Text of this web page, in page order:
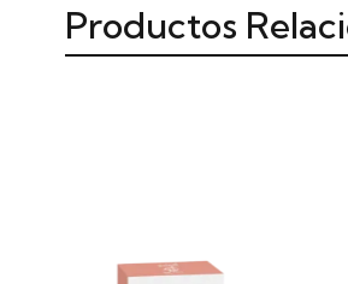
Productos